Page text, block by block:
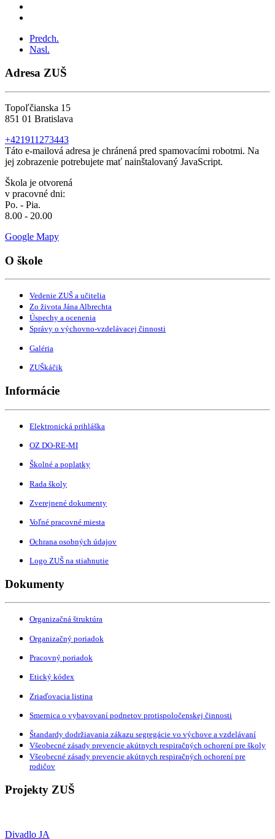
Predch.
Nasl.
Adresa ZUŠ
Topoľčianska 15
851 01 Bratislava
+421911273443
Táto e-mailová adresa je chránená pred spamovacími robotmi. Na
jej zobrazenie potrebujete mať nainštalovaný JavaScript.
Škola je otvorená
v pracovné dni:
Po. - Pia.
8.00 - 20.00
Google Mapy
O škole
Vedenie ZUŠ a učitelia
Zo života Jána Albrechta
Úspechy a ocenenia
Správy o výchovno-vzdelávacej činnosti
Galéria
ZUŠkáčik
Informácie
Elektronická prihláška
OZ DO-RE-MI
Školné a poplatky
Rada školy
Zverejnené dokumenty
Voľné pracovné miesta
Ochrana osobných údajov
Logo ZUŠ na stiahnutie
Dokumenty
Organizačná štruktúra
Organizačný poriadok
Pracovný poriadok
Etický kódex
Zriaďovacia listina
Smernica o vybavovaní podnetov protispoločenskej činnosti
Štandardy dodržiavania zákazu segregácie vo výchove a vzdelávaní
Všeobecné zásady prevencie akútnych respiračných ochorení pre školy
Všeobecné zásady prevencie akútnych respiračných ochorení pre
rodičov
Projekty ZUŠ
Divadlo JA